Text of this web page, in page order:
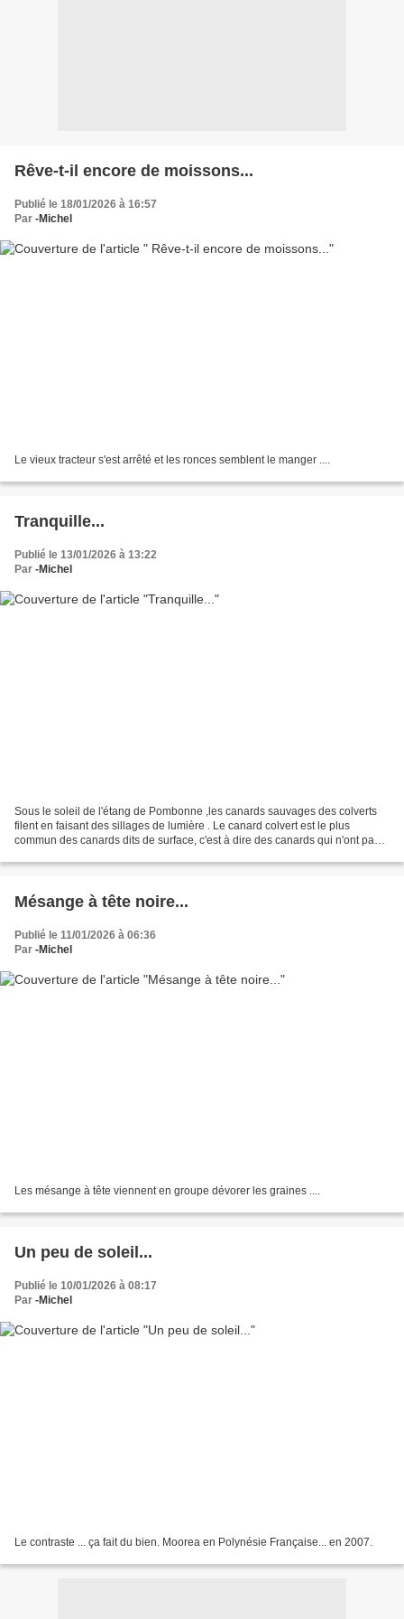
Rêve-t-il encore de moissons...
Publié le 18/01/2026 à 16:57
Par -Michel
Le vieux tracteur s'est arrêté et les ronces semblent le manger ....
Tranquille...
Publié le 13/01/2026 à 13:22
Par -Michel
Sous le soleil de l'étang de Pombonne ,les canards sauvages des colverts
filent en faisant des sillages de lumière . Le canard colvert est le plus
commun des canards dits de surface, c'est à dire des canards qui n'ont pas
Mésange à tête noire...
Publié le 11/01/2026 à 06:36
Par -Michel
Les mésange à tête viennent en groupe dévorer les graines ....
Un peu de soleil...
Publié le 10/01/2026 à 08:17
Par -Michel
Le contraste ... ça fait du bien. Moorea en Polynésie Française... en 2007.